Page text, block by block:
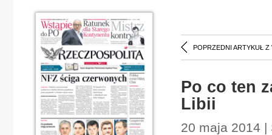
POPRZEDNI ARTYKUŁ Z
Po co ten
Libii
20 maja 2014